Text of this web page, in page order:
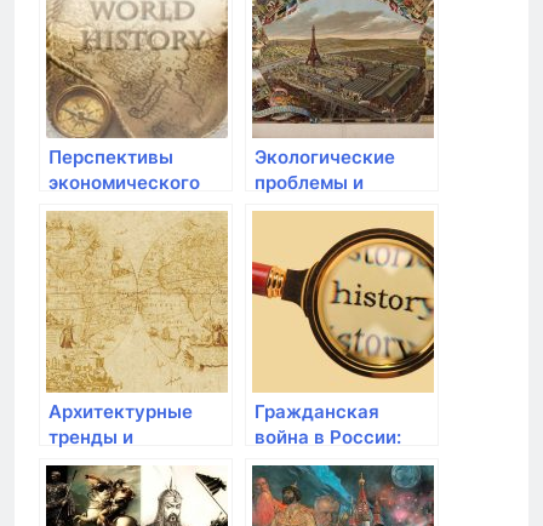
королевства
Перспективы
экономического
развития в
современной эпохе
Экологические
проблемы и
устойчивое
развитие в
современных
эпохах
Архитектурные
тренды и
современные
городские
ландшафты
Гражданская
война в России:
схватка красных и
белых